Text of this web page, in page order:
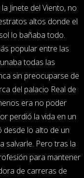
Jinete del Viento, no
altos donde el
lo bañaba todo.
popular entre las
todas las
sin preocuparse de
del palacio Real de
era no poder
perdió la vida en un
desde lo alto de un
salvarle. Pero tras la
para mantener
de carreras de